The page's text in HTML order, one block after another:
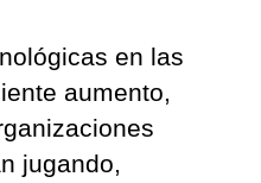
en las
aumento,
jugando,